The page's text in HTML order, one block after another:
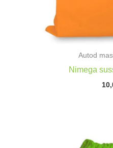
Autod
Nimega